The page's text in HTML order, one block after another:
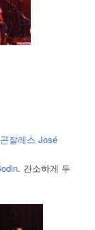
잘레스 José
. 간소하게 두